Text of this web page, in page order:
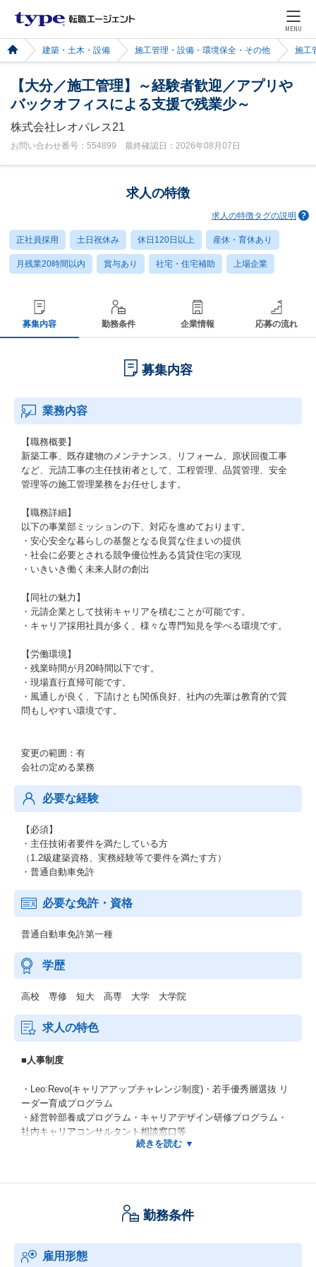
MENU
建築・土木・設備 施工管理・設備・環境保全・その他 施工
【大分／施工管理】～経験者歓迎／アプリや
バックオフィスによる支援で残業少～
株式会社レオパレス21
お問い合わせ番号：554899 最終確認日：2026年08月07日
求人の特徴
求人の特徴タグの説明
正社員採用 土日祝休み 休日120日以上 産休・育休あり
月残業20時間以内 賞与あり 社宅・住宅補助 上場企業
募集内容 勤務条件 企業情報 応募の流れ
募集内容
業務内容
【職務概要】
新築工事、既存建物のメンテナンス、リフォーム、原状回復工事
など、元請工事の主任技術者として、工程管理、品質管理、安全
管理等の施工管理業務をお任せします。
【職務詳細】
以下の事業部ミッションの下、対応を進めております。
・安心安全な暮らしの基盤となる良質な住まいの提供
・社会に必要とされる競争優位性ある賃貸住宅の実現
・いきいき働く未来人財の創出
【同社の魅力】
・元請企業として技術キャリアを積むことが可能です。
・キャリア採用社員が多く、様々な専門知見を学べる環境です。
【労働環境】
・残業時間が月20時間以下です。
・現場直行直帰可能です。
・風通しが良く、下請けとも関係良好、社内の先輩は教育的で質
問もしやすい環境です。
変更の範囲：有
会社の定める業務
必要な経験
【必須】
・主任技術者要件を満たしている方
（1.2級建築資格、実務経験等で要件を満たす方）
・普通自動車免許
必要な免許・資格
普通自動車免許第一種
学歴
高校 専修 短大 高専 大学 大学院
求人の特色
■人事制度
・Leo:Revo(キャリアアップチャレンジ制度)・若手優秀層選抜 リ
ーダー育成プログラム
・経営幹部養成プログラム・キャリアデザイン研修プログラム・
社内キャリアコンサルタント相談窓口等
・『健康経営優良法人(ホワイト500)』認定
・『プラチナくるみん』認定(2017～)
認証）
・東京都『心のバリアフリー』好事例企業 認定(2023)
勤務条件
雇用形態